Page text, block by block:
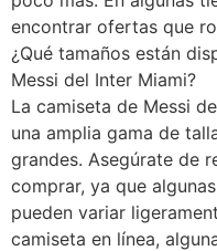
encontrar ofertas que
¿Qué tamaños están
Messi del Inter Miami?
La camiseta de Messi
una amplia gama de
grandes. Asegúrate de
comprar, ya que
pueden variar
camiseta en línea,